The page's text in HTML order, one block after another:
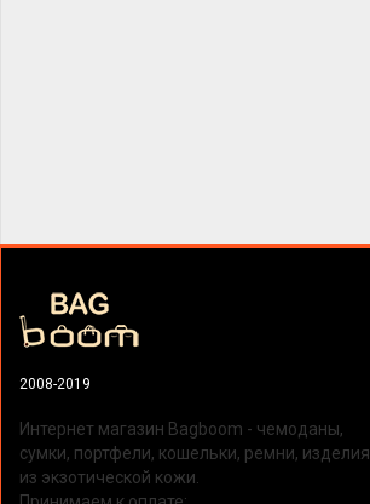
2008-2019
Интернет магазин Bagboom - чемоданы,
сумки, портфели, кошельки, ремни, изделия
из экзотической кожи.